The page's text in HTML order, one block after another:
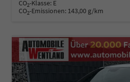
CO2-Klasse: E
CO2-Emissionen: 143,00 g/km